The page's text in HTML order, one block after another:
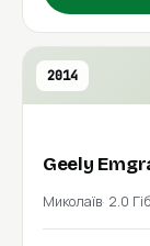
2014
Geely
Миколаїв 2.0